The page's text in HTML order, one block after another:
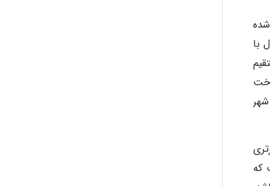
با
انتقال بر ملاحظات اقتصادی استوار است. به عنوان مثال در مثال های ۲ و ۵ برتری
که